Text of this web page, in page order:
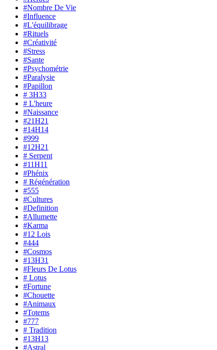
#Nombre De Vie
#Influence
#L'équilibrage
#Rituels
#Créativité
#Stress
#Sante
#Psychométrie
#Paralysie
#Papillon
# 3H33
# L'heure
#Naissance
#21H21
#14H14
#999
#12H21
# Serpent
#11H11
#Phénix
# Régénération
#555
#Cultures
#Definition
#Allumette
#Karma
#12 Lois
#444
#Cosmos
#13H31
#Fleurs De Lotus
# Lotus
#Fortune
#Chouette
#Animaux
#Totems
#777
# Tradition
#13H13
#Astral